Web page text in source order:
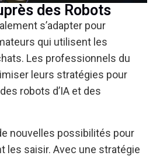
des Robots
s’adapter pour
qui utilisent les
Les professionnels du
leurs stratégies pour
robots d’IA et des
nouvelles possibilités pour
les saisir. Avec une stratégie